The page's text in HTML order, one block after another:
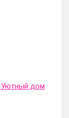
Уютный дом